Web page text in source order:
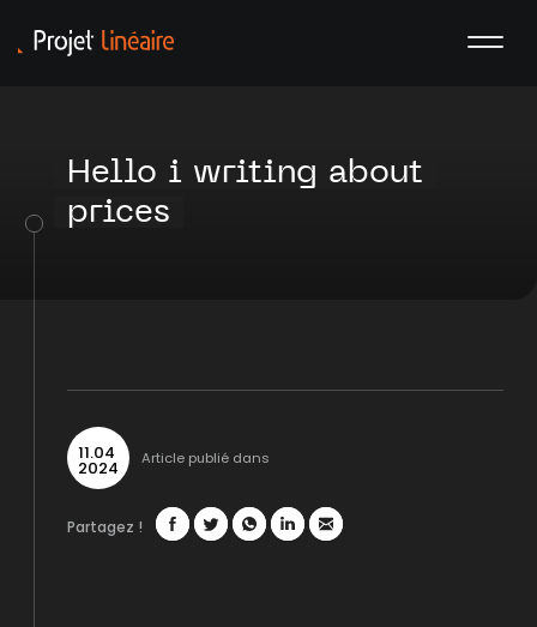
Hello i writing about
prices
11.04
2024 Article publié dans
Partagez !